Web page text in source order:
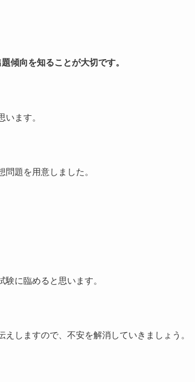
傾向を知ることが大切です。
ます。
題を用意しました。
に臨めると思います。
しますので、不安を解消していきましょう。